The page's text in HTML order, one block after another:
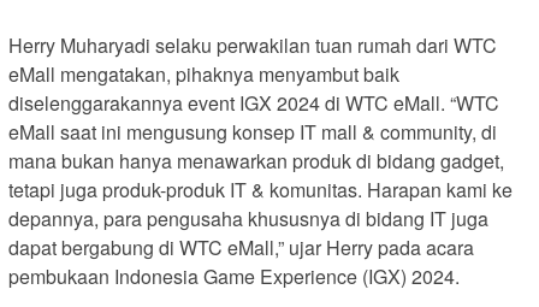
Herry Muharyadi selaku perwakilan tuan rumah dari WTC
eMall mengatakan, pihaknya menyambut baik
diselenggarakannya event IGX 2024 di WTC eMall. “WTC
eMall saat ini mengusung konsep IT mall & community, di
mana bukan hanya menawarkan produk di bidang gadget,
tetapi juga produk-produk IT & komunitas. Harapan kami ke
depannya, para pengusaha khususnya di bidang IT juga
dapat bergabung di WTC eMall,” ujar Herry pada acara
pembukaan Indonesia Game Experience (IGX) 2024.